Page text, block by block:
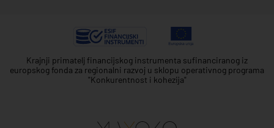
Krajnji primatelj financijskog instrumenta sufinanciranog iz
europskog fonda za regionalni razvoj u sklopu operativnog programa
"Konkurentnost i kohezija"